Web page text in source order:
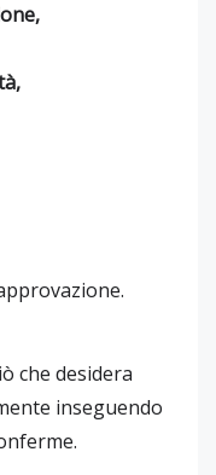
che desidera
inseguendo